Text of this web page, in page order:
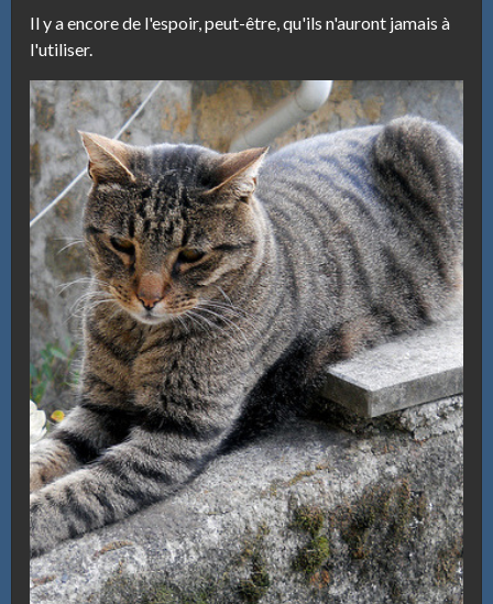
Il y a encore de l'espoir, peut-être, qu'ils n'auront jamais à
l'utiliser.